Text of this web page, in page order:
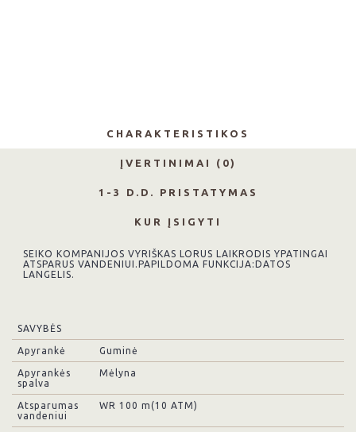
CHARAKTERISTIKOS
ĮVERTINIMAI (0)
1-3 D.D. PRISTATYMAS
KUR ĮSIGYTI
SEIKO KOMPANIJOS VYRIŠKAS LORUS LAIKRODIS YPATINGAI
ATSPARUS VANDENIUI.PAPILDOMA FUNKCIJA:DATOS
LANGELIS.
SAVYBĖS
Apyrankė Guminė
Apyrankės
spalva
Mėlyna
Atsparumas
vandeniui
WR 100 m(10 ATM)